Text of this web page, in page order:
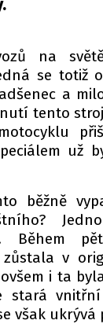
PIT LANE
ČEŠI V AKCI
CEZ & POHÁRY
SCÉNA
NÁS NA |
fotku nebo
mail na
na
se totiž
a
nutí tento
už
běžně
Během
v
i ta
stará vnitřní
však